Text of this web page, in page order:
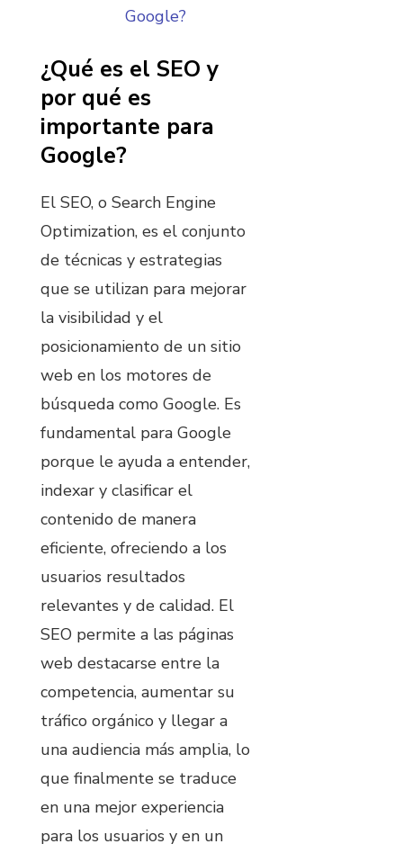
Google?
¿Qué es el SEO y
por qué es
importante para
Google?
El SEO, o Search Engine
Optimization, es el conjunto
de técnicas y estrategias
que se utilizan para mejorar
la visibilidad y el
posicionamiento de un sitio
web en los motores de
búsqueda como Google. Es
fundamental para Google
porque le ayuda a entender,
indexar y clasificar el
contenido de manera
eficiente, ofreciendo a los
usuarios resultados
relevantes y de calidad. El
SEO permite a las páginas
web destacarse entre la
competencia, aumentar su
tráfico orgánico y llegar a
una audiencia más amplia, lo
que finalmente se traduce
en una mejor experiencia
para los usuarios y en un